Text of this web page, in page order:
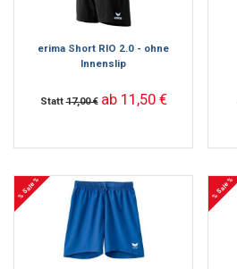
erima Short RIO 2.0 - ohne
Innenslip
Statt17,00 € ab 11,50 €
% Sale % % Sale %